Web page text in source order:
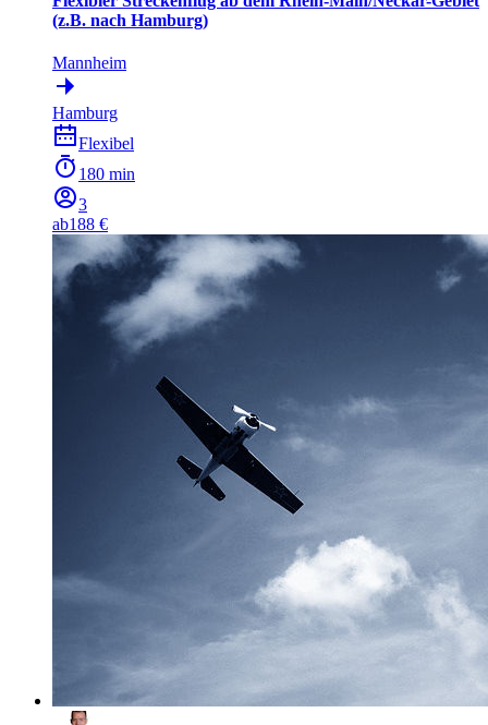
(z.B. nach Hamburg)
Mannheim
Hamburg
Flexibel
180 min
3
ab188 €